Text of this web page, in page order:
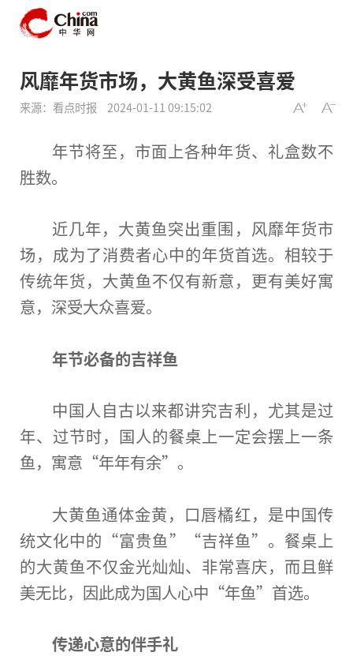
风靡年货市场，大黄鱼深受喜爱
来源：看点时报 2024-01-11 09:15:02
年节将至，市面上各种年货、礼盒数不
胜数。
近几年，大黄鱼突出重围，风靡年货市
场，成为了消费者心中的年货首选。相较于
传统年货，大黄鱼不仅有新意，更有美好寓
意，深受大众喜爱。
年节必备的吉祥鱼
中国人自古以来都讲究吉利，尤其是过
年、过节时，国人的餐桌上一定会摆上一条
鱼，寓意“年年有余”。
大黄鱼通体金黄，口唇橘红，是中国传
统文化中的“富贵鱼”“吉祥鱼”。餐桌上
的大黄鱼不仅金光灿灿、非常喜庆，而且鲜
美无比，因此成为国人心中“年鱼”首选。
传递心意的伴手礼